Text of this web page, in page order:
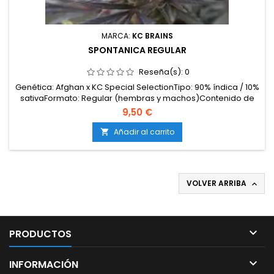
MARCA: KC BRAINS
SPONTANICA REGULAR
Reseña(s): 0
Genética: Afghan x KC Special SelectionTipo: 90% índica / 10%
sativaFormato: Regular (hembras y machos)Contenido de
THC: 18-20%Tiempo de floración: 8-10 semanas en
interiorProducción en interior: 500-600 g/m²Producción en
exterior: 900-1200 g/plantaAltura: 120-150 cm en interior;
hasta 350 cm en exteriorAromas y sabores:...
9,50 €
 Añadir al carrito
VOLVER ARRIBA 
PRODUCTOS 
INFORMACIÓN 